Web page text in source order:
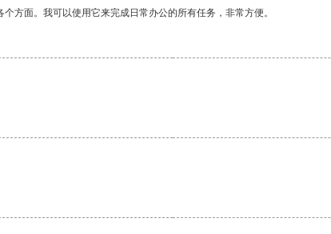
方面。我可以使用它来完成日常办公的所有任务，非常方便。